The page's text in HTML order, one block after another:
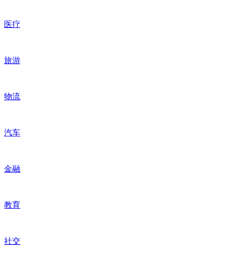
医疗
旅游
物流
汽车
金融
教育
社交